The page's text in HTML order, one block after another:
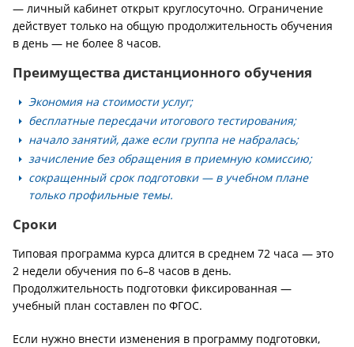
— личный кабинет открыт круглосуточно. Ограничение
действует только на общую продолжительность обучения
в день — не более 8 часов.
Преимущества дистанционного обучения
Экономия на стоимости услуг;
бесплатные пересдачи итогового тестирования;
начало занятий, даже если группа не набралась;
зачисление без обращения в приемную комиссию;
сокращенный срок подготовки — в учебном плане
только профильные темы.
Сроки
Типовая программа курса длится в среднем 72 часа — это
2 недели обучения по 6–8 часов в день.
Продолжительность подготовки фиксированная —
учебный план составлен по ФГОС.
Если нужно внести изменения в программу подготовки,